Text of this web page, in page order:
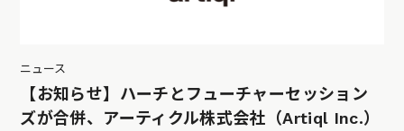
ニュース
【お知らせ】ハーチとフューチャーセッション
ズが合併、アーティクル株式会社（Artiql Inc.）